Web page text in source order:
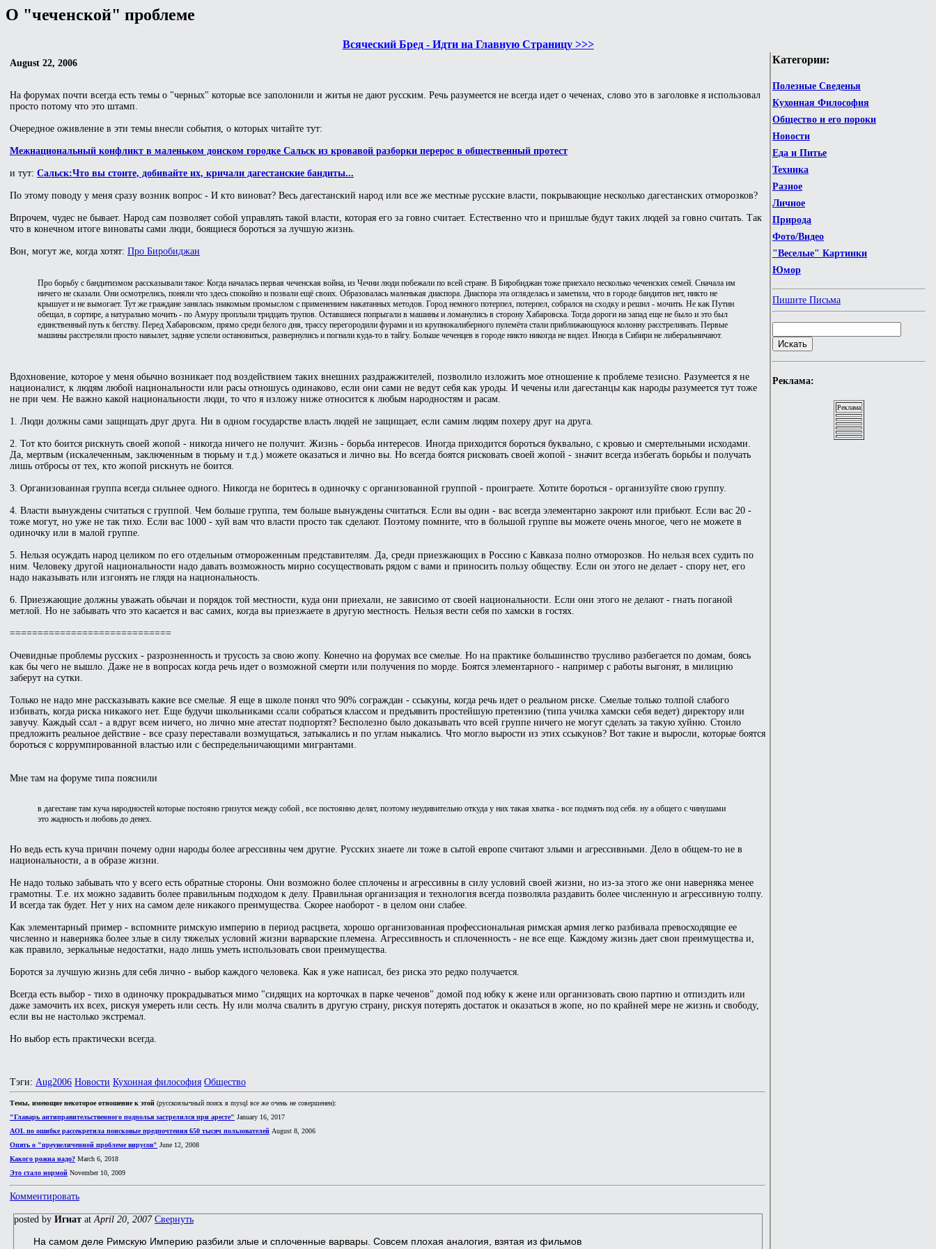
О "чеченской" проблеме
Всяческий Бред - Идти на Главную Страницу >>>
Категории:
Полезные Сведенья
Кухонная Философия
Общество и его пороки
Новости
Еда и Питье
Техника
Разное
Личное
Природа
Фото/Видео
"Веселые" Картинки
Юмор
Пишите Письма
Реклама:
Реклама
August 22, 2006
На форумах почти всегда есть темы о "черных" которые все заполонили и житья не дают русским. Речь разумеется не всегда идет о чеченах, слово это в заголовке я использовал
просто потому что это штамп.
Очередное оживление в эти темы внесли события, о которых читайте тут:
Межнациональный конфликт в маленьком донском городке Сальск из кровавой разборки перерос в общественный протест
и тут: Сальск:Что вы стоите, добивайте их, кричали дагестанские бандиты...
По этому поводу у меня сразу возник вопрос - И кто виноват? Весь дагестанский народ или все же местные русские власти, покрывающие несколько дагестанских отморозков?
Впрочем, чудес не бывает. Народ сам позволяет собой управлять такой власти, которая его за говно считает. Естественно что и пришлые будут таких людей за говно считать. Так
что в конечном итоге виноваты сами люди, боящиеся бороться за лучшую жизнь.
Вон, могут же, когда хотят: Про Биробиджан
Про борьбу с бандитизмом рассказывали такое: Когда началась первая чеченская война, из Чечни люди побежали по всей стране. В Биробиджан тоже приехало несколько чеченских семей. Сначала им
ничего не сказали. Они осмотрелись, поняли что здесь спокойно и позвали ещё своих. Образовалась маленькая диаспора. Диаспора эта огляделась и заметила, что в городе бандитов нет, никто не
крышует и не вымогает. Тут же граждане занялась знакомым промыслом с применением накатанных методов. Город немного потерпел, потерпел, собрался на сходку и решил - мочить. Не как Путин
обещал, в сортире, а натурально мочить - по Амуру проплыли тридцать трупов. Оставшиеся попрыгали в машины и ломанулись в сторону Хабаровска. Тогда дороги на запад еще не было и это был
единственный путь к бегству. Перед Хабаровском, прямо среди белого дня, трассу перегородили фурами и из крупнокалиберного пулемёта стали приближающуюся колонну расстреливать. Первые
машины расстреляли просто навылет, задние успели остановиться, развернулись и погнали куда-то в тайгу. Больше чеченцев в городе никто никогда не видел. Иногда в Сибири не либеральничают.
Вдохновение, которое у меня обычно возникает под воздействием таких внешних раздражжителей, позволило изложить мое отношение к проблеме тезисно. Разумеется я не
националист, к людям любой национальности или расы отношусь одинаково, если они сами не ведут себя как уроды. И чечены или дагестанцы как народы разумеется тут тоже
не при чем. Не важно какой национальности люди, то что я изложу ниже относится к любым народностям и расам.
1. Люди должны сами защищать друг друга. Ни в одном государстве власть людей не защищает, если самим людям похеру друг на друга.
2. Тот кто боится рискнуть своей жопой - никогда ничего не получит. Жизнь - борьба интересов. Иногда приходится бороться буквально, с кровью и смертельными исходами.
Да, мертвым (искалеченным, заключенным в тюрьму и т.д.) можете оказаться и лично вы. Но всегда боятся рисковать своей жопой - значит всегда избегать борьбы и получать
лишь отбросы от тех, кто жопой рискнуть не боится.
3. Организованная группа всегда сильнее одного. Никогда не боритесь в одиночку с организованной группой - проиграете. Хотите бороться - организуйте свою группу.
4. Власти вынуждены считаться с группой. Чем больше группа, тем больше вынуждены считаться. Если вы один - вас всегда элементарно закроют или прибьют. Если вас 20 -
тоже могут, но уже не так тихо. Если вас 1000 - хуй вам что власти просто так сделают. Поэтому помните, что в большой группе вы можете очень многое, чего не можете в
одиночку или в малой группе.
5. Нельзя осуждать народ целиком по его отдельным отмороженным представителям. Да, среди приезжающих в Россию с Кавказа полно отморозков. Но нельзя всех судить по
ним. Человеку другой национальности надо давать возможность мирно сосуществовать рядом с вами и приносить пользу обществу. Если он этого не делает - спору нет, его
надо наказывать или изгонять не глядя на национальность.
6. Приезжающие должны уважать обычаи и порядок той местности, куда они приехали, не зависимо от своей национальности. Если они этого не делают - гнать поганой
метлой. Но не забывать что это касается и вас самих, когда вы приезжаете в другую местность. Нельзя вести себя по хамски в гостях.
=============================
Очевидные проблемы русских - разрозненность и трусость за свою жопу. Конечно на форумах все смелые. Но на практике большинство трусливо разбегается по домам, боясь
как бы чего не вышло. Даже не в вопросах когда речь идет о возможной смерти или получения по морде. Боятся элементарного - например с работы выгонят, в милицию
заберут на сутки.
Только не надо мне рассказывать какие все смелые. Я еще в школе понял что 90% сограждан - ссыкуны, когда речь идет о реальном риске. Смелые только толпой слабого
избивать, когда риска никакого нет. Еще будучи школьниками ссали собраться классом и предъявить простейшую претензию (типа училка хамски себя ведет) директору или
завучу. Каждый ссал - а вдруг всем ничего, но лично мне атестат подпортят? Бесполезно было доказывать что всей группе ничего не могут сделать за такую хуйню. Стоило
предложить реальное действие - все сразу переставали возмущаться, затыкались и по углам ныкались. Что могло вырости из этих ссыкунов? Вот такие и выросли, которые боятся
бороться с коррумпированной властью или с беспредельничающими мигрантами.
Мне там на форуме типа пояснили
в дагестане там куча народностей которые постояно гризутся между собой , все постоянно делят, поэтому неудивительно откуда у них такая хватка - все подмять под себя. ну а общего с чинушами
это жадность и любовь до денех.
Но ведь есть куча причин почему одни народы более агрессивны чем другие. Русских знаете ли тоже в сытой европе считают злыми и агрессивными. Дело в общем-то не в
национальности, а в образе жизни.
Не надо только забывать что у всего есть обратные стороны. Они возможно более сплочены и агрессивны в силу условий своей жизни, но из-за этого же они наверняка менее
грамотны. Т.е. их можно задавить более правильным подходом к делу. Правильная организация и технология всегда позволяла раздавить более численную и агрессивную толпу.
И всегда так будет. Нет у них на самом деле никакого преимущества. Скорее наоборот - в целом они слабее.
Как элементарный пример - вспомните римскую империю в период расцвета, хорошо организованная профессиональная римская армия легко разбивала превосходящие ее
численно и наверняка более злые в силу тяжелых условий жизни варварские племена. Агрессивность и сплоченность - не все еще. Каждому жизнь дает свои преимущества и,
как правило, зеркальные недостатки, надо лишь уметь использовать свои преимущества.
Боротся за лучшую жизнь для себя лично - выбор каждого человека. Как я уже написал, без риска это редко получается.
Всегда есть выбор - тихо в одиночку прокрадываться мимо "сидящих на корточках в парке чеченов" домой под юбку к жене или организовать свою партию и отпиздить или
даже замочить их всех, рискуя умереть или сесть. Ну или молча свалить в другую страну, рискуя потерять достаток и оказаться в жопе, но по крайней мере не жизнь и свободу,
если вы не настолько экстремал.
Но выбор есть практически всегда.
Тэги: Aug2006 Новости Кухонная философия Общество
Темы, имеющие некоторое отношение к этой (русскоязычный поиск в mysql все же очень не совершенен):
"Главарь антиправительственного подполья застрелился при аресте" January 16, 2017
AOL по ошибке рассекретила поисковые предпочтения 650 тысяч пользователей August 8, 2006
Опять о "преувеличенной проблеме вирусов" June 12, 2008
Какого рожна надо? March 6, 2018
Это стало нормой November 10, 2009
Комментировать
posted by Игнат at April 20, 2007 Свернуть
На самом деле Римскую Империю разбили злые и сплоченные варвары. Совсем плохая аналогия, взятая из фильмов